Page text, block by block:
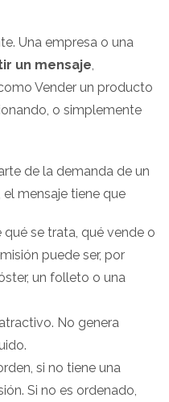
Una empresa o una
un mensaje,
Vender un producto
o simplemente
de la demanda de un
mensaje tiene que
se trata, qué vende o
puede ser, por
un folleto o una
No genera
si no tiene una
Si no es ordenado,